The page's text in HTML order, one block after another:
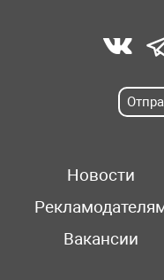
Новости
Вакансии